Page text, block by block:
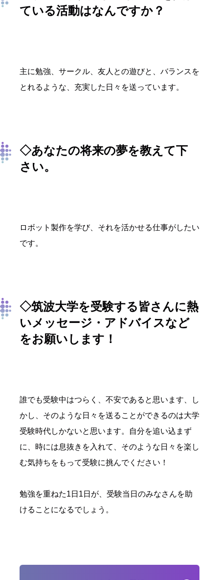
ている活動はなんですか？
主に勉強、サークル、友人との遊びと、バランスを
とれるような、充実した日々を送っています。
◇あなたの将来の夢を教えて下
さい。
ロボット製作を学び、それを活かせる仕事がしたい
です。
◇筑波大学を受験する皆さんに熱
いメッセージ・アドバイスなど
をお願いします！
誰でも受験中はつらく、不安であると思います、し
かし、そのような日々を送ることができるのは大学
受験時代しかないと思います。自分を追い込まず
に、時には息抜きを入れて、そのような日々を楽し
む気持ちをもって受験に挑んでください！
勉強を重ねた1日1日が、受験当日のみなさんを助
けることになるでしょう。